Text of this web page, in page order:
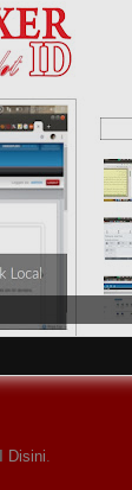
Disini.